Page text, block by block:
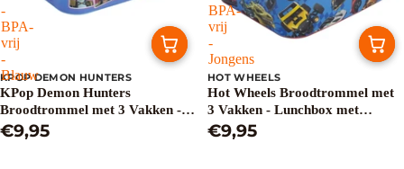
-
BPA-
vrij
-
Blauw
KPOP DEMON HUNTERS
KPop Demon Hunters
Broodtrommel met 3 Vakken -
Lunchbox voor School - BPA-vrij
- Blauw
€9,95
BPA-
vrij
-
Jongens
HOT WHEELS
Hot Wheels Broodtrommel met
3 Vakken - Lunchbox met
Verdeelvakken - BPA-vrij -
Jongens
€9,95